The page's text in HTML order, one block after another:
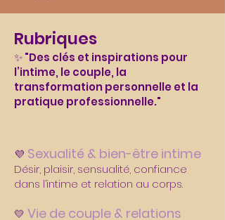
Rubriques
✨ "Des clés et inspirations pour
l’intime, le couple, la
transformation personnelle et la
pratique professionnelle."
💜 Sexualité & bien-être intime
Désir, plaisir, sensualité, confiance
dans l’intime et relation au corps.
💛 Vie de couple & relations